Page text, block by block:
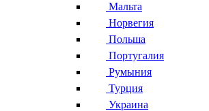
Мальта
Норвегия
Польша
Португалия
Румыния
Турция
Украина